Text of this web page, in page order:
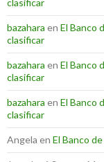
clasificar
bazahara en El Banco
clasificar
bazahara en El Banco
clasificar
bazahara en El Banco
clasificar
Angela en El Banco